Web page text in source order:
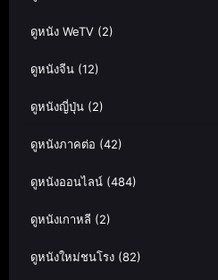
ดูหนัง WeTV (2)
ดูหนังจีน (12)
ดูหนังญี่ปุ่น (2)
ดูหนังภาคต่อ (42)
ดูหนังออนไลน์ (484)
ดูหนังเกาหลี (2)
ดูหนังใหม่ชนโรง (82)